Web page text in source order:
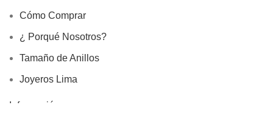
Cómo Comprar
¿ Porqué Nosotros?
Tamaño de Anillos
Joyeros Lima
Información